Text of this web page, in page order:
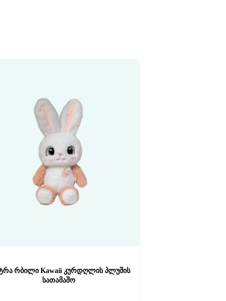
რბილი Kawaii კურდღლის პლუშის
სათამაშო